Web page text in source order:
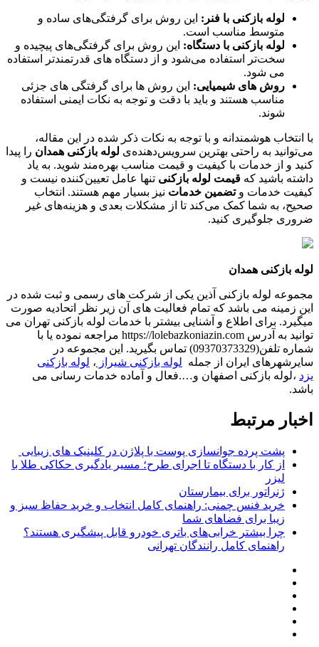
لوله بازکنی با فنر: این روش برای گرفتگی‌های ساده و
متوسط مناسب است.
لوله بازکنی با دستگاه: این روش برای گرفتگی‌های پیچیده و
سخت‌تر استفاده می‌شود و از دستگاه های قدرتمندتر استفاده
می شود.
روش های شیمیایی: این روش ها برای گرفتگی های جزئی
مناسب هستند و باید با دقت و توجه به نکات ایمنی استفاده
شوند.
با انتخاب هوشمندانه و با توجه به نکات ذکر شده در این مقاله،
می‌توانید به راحتی بهترین سرویس‌دهنده‌ی لوله بازکنی همدان را پیدا
کنید و از خدمات با کیفیت و قیمت مناسب بهره‌مند شوید. به یاد
داشته باشید که قیمت لوله بازکنی تنها عامل تعیین‌کننده نیست و
کیفیت خدمات وتضمین خدمات نیز بسیار مهم هستند. انتخاب
صحیح، به شما کمک می‌کند تا از مشکلات بعدی و هزینه‌های غیر
ضروری جلوگیری کنید.
لوله بازکنی همدان
مجموعه لوله بازکنی آذین یکی از شرکت های رسمی و ثبت شده در
این زمینه می باشد که تمام فعالیت های آن زیر نظر اتحادیه صورت
میگیرد. برای اطلاع و آشنایی بیشتر با خدمات لوله بازکنی تهران می
توانید به آدرس https://lolebazkoniazin.com مراجعه نموده یا با
شماره تلفن(09370373329) تماس بگیرید. این مجموعه در
سایرشهرهای ایران از جمله لوله بازکنی شیراز ، لوله بازکنی
یزد ،لوله بازکنی اصفهان و….فعال و آماده خدمات رسانی می
باشد.
اخبار مرتبط
پشت پرده جوانسازی پوست با پلاژن در کلینیک های زیبایی
از کار با دستگاه تا اجرای طرح؛ مسیر یادگیری حکاکی طلا با
لیزر
ژنراتور برای بیمارستان
خرید فنس چمنی: راهنمای کامل انتخاب و خرید حفاظ سبز و
زیبا برای فضاهای شما
چرا بیشتر خرابی‌های باتری خودرو قابل پیشگیری هستند؟
راهنمای کامل رانندگان تهرانی